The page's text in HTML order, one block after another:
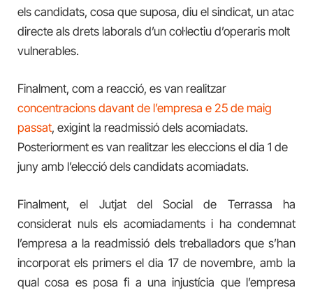
els candidats, cosa que suposa, diu el sindicat, un atac
directe als drets laborals d’un col·lectiu d’operaris molt
vulnerables.
Finalment, com a reacció, es van realitzar
concentracions davant de l’empresa e 25 de maig
passat, exigint la readmissió dels acomiadats.
Posteriorment es van realitzar les eleccions el dia 1 de
juny amb l’elecció dels candidats acomiadats.
Finalment, el Jutjat del Social de Terrassa ha
considerat nuls els acomiadaments i ha condemnat
l’empresa a la readmissió dels treballadors que s’han
incorporat els primers el dia 17 de novembre, amb la
qual cosa es posa fi a una injustícia que l’empresa